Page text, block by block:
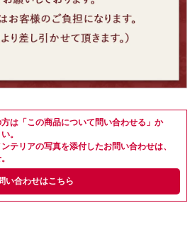
は「この商品について問い合わせる」か
。
テリアの写真を添付したお問い合わせは、
い合わせはこちら